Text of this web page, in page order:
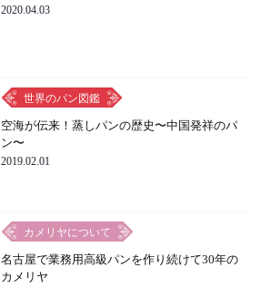
2020.04.03
世界のパン図鑑
空海が伝来！蒸しパンの歴史〜中国発祥のパ
ン〜
2019.02.01
カメリヤについて
名古屋で業務用高級パンを作り続けて30年の
カメリヤ